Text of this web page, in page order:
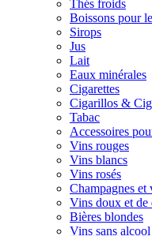
Thés froids
Boissons pour
Sirops
Jus
Lait
Eaux minérales
Cigarettes
Cigarillos &
Tabac
Accessoires
Vins rouges
Vins blancs
Vins rosés
Champagnes et
Vins doux et de
Bières blondes
Vins sans alcool